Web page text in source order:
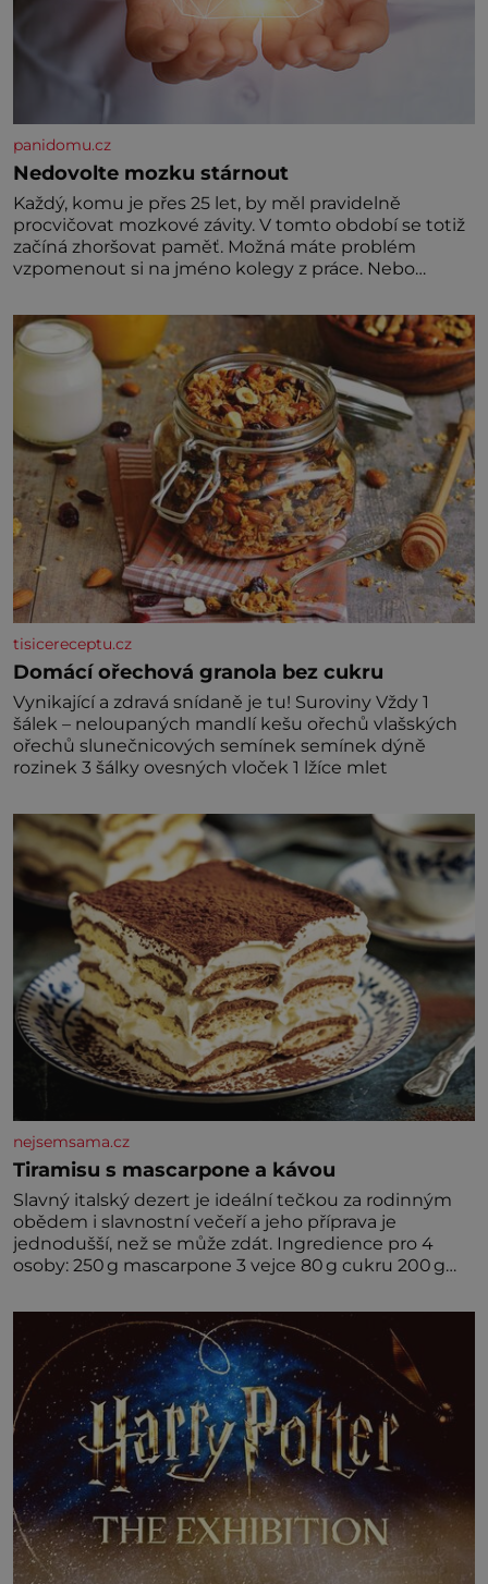
panidomu.cz
Nedovolte mozku stárnout
Každý, komu je přes 25 let, by měl pravidelně
procvičovat mozkové závity. V tomto období se totiž
začíná zhoršovat paměť. Možná máte problém
vzpomenout si na jméno kolegy z práce. Nebo
nedávno přečetli. Je to opravdu tak, s věkem jako
kdyby se paměť rozhodla stávkovat. Cvičte
tisicereceptu.cz
Domácí ořechová granola bez cukru
Vynikající a zdravá snídaně je tu! Suroviny Vždy 1
šálek – neloupaných mandlí kešu ořechů vlašských
ořechů slunečnicových semínek semínek dýně
rozinek 3 šálky ovesných vloček 1 lžíce mlet
nejsemsama.cz
Tiramisu s mascarpone a kávou
Slavný italský dezert je ideální tečkou za rodinným
obědem i slavnostní večeří a jeho příprava je
jednodušší, než se může zdát. Ingredience pro 4
osoby: 250 g mascarpone 3 vejce 80 g cukru 200 g
amaretta kakao na posypání Postup: Oddělte
žloutky od bílků. Žloutky vyšlehejte s cukrem do
světlé pěny a postupně do nich vmíchejte
mascarpone, aby vznikl hladký